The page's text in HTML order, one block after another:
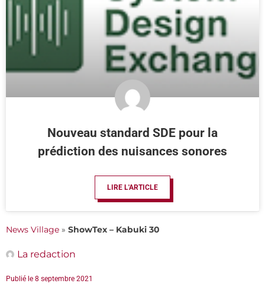
Nouveau standard SDE pour la
prédiction des nuisances sonores
LIRE L'ARTICLE
News Village » ShowTex – Kabuki 30
La redaction
Publié le 8 septembre 2021